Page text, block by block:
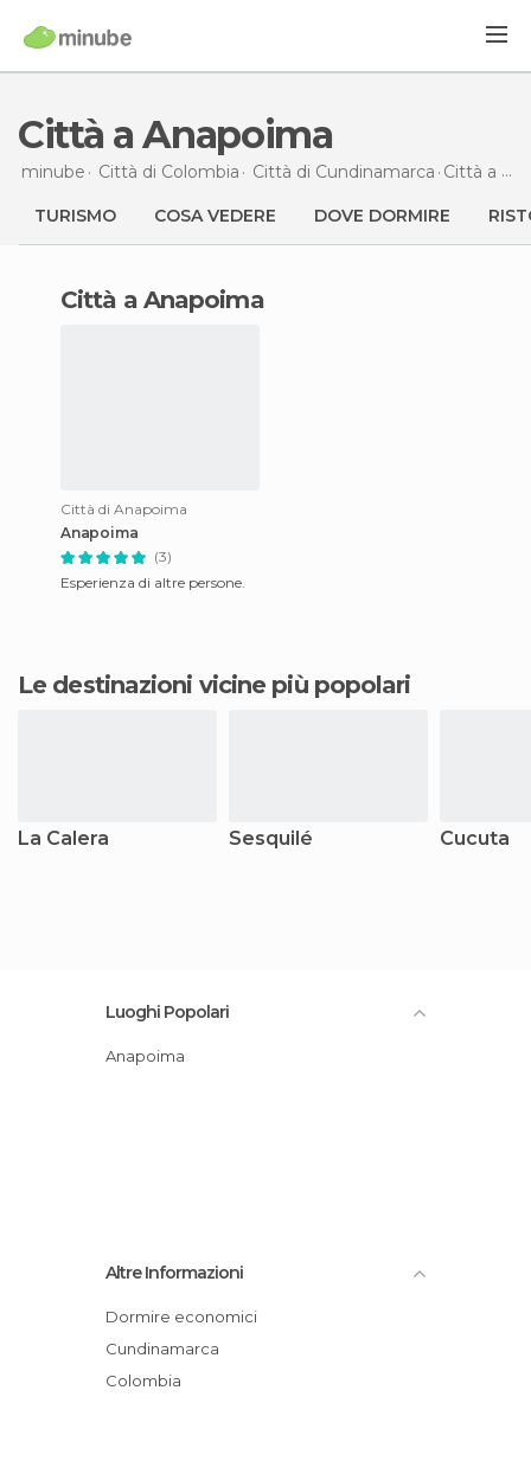
Città a Anapoima
minube Città di Colombia Città di Cundinamarca Città a Anapoima
TURISMO COSA VEDERE DOVE DORMIRE
città a Anapoima
Città di Anapoima
Anapoima
(3)
Esperienza di altre persone.
Le destinazioni vicine più popolari
La Calera Sesquilé Cucuta
Luoghi Popolari
Anapoima
Altre Informazioni
Dormire economici
Cundinamarca
Colombia